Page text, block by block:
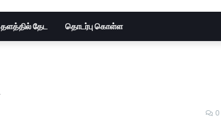
தளத்தில் தேட தொடர்பு கொள்ள
0